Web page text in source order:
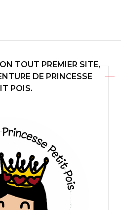
TOUT PREMIER SITE,
DE PRINCESSE
POIS.